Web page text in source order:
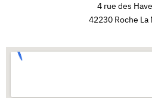
4 rue des
42230 Roche La